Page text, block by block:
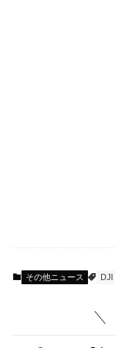
その他ニュース DJI